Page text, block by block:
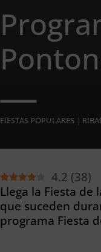
FIESTAS POPULARES |
4.2 (38)
Llega la Fiesta de
que suceden
programa Fiesta